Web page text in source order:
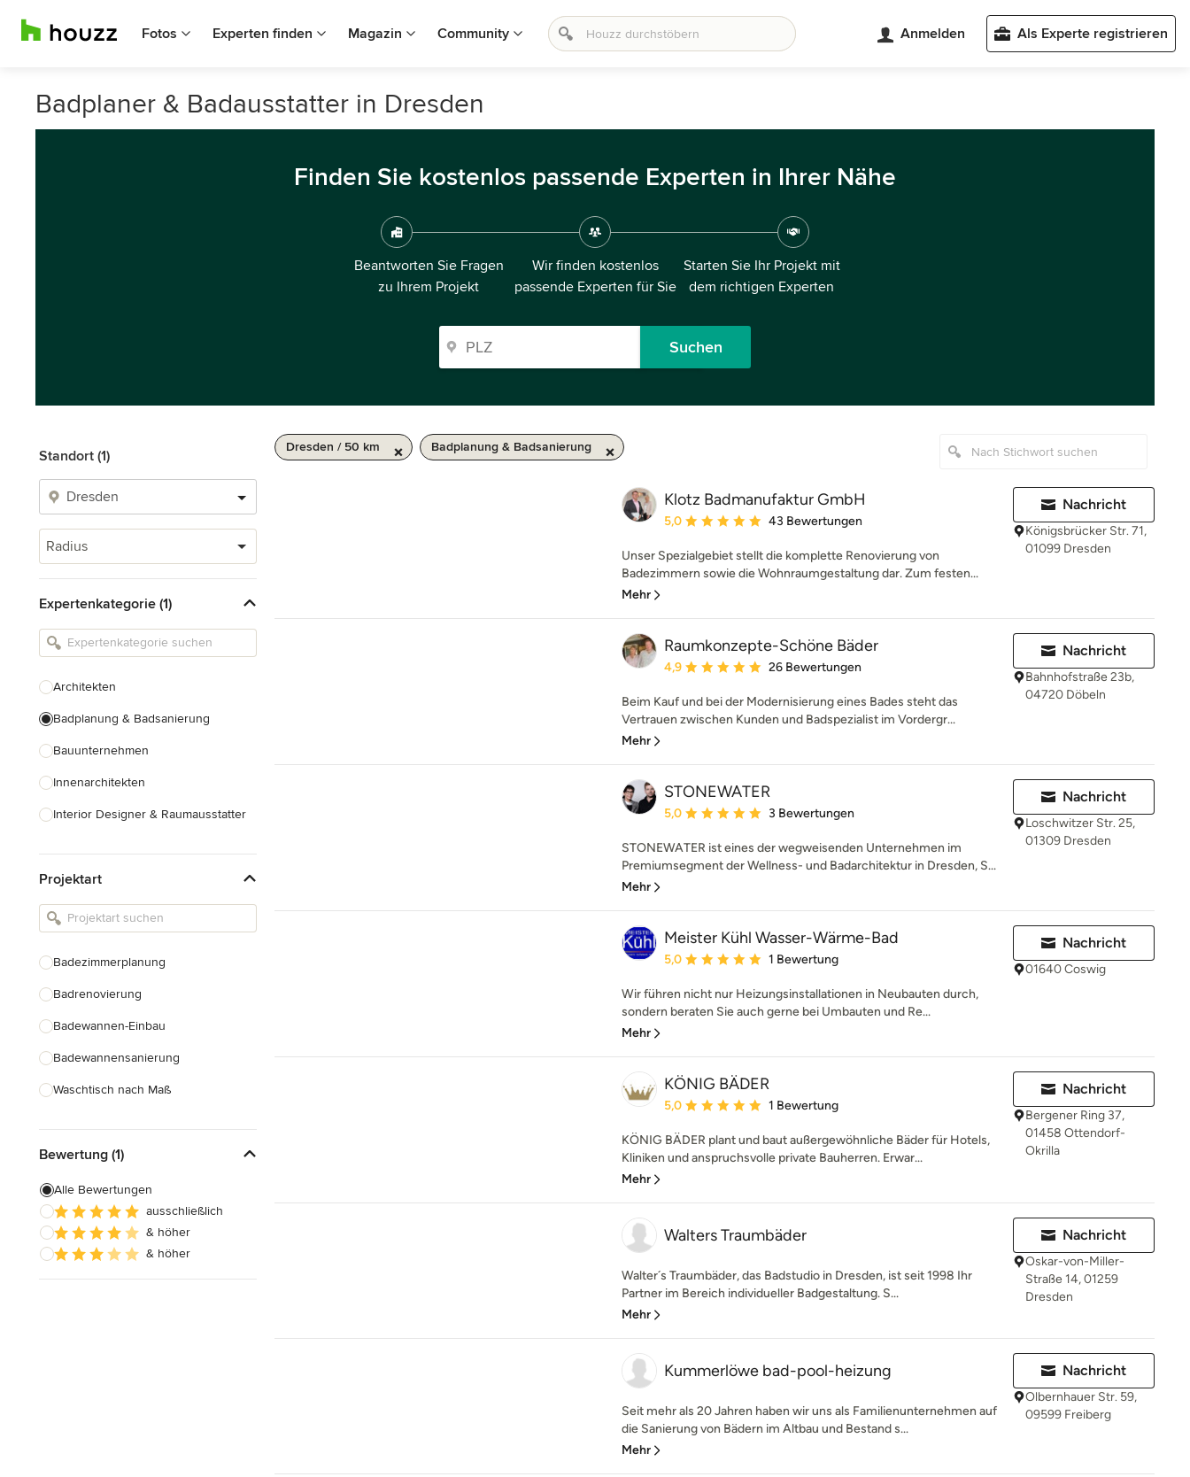
Fotos Experten finden Magazin Community Anmelden Als Experte registrieren
Badplaner & Badausstatter in Dresden
Finden Sie kostenlos passende Experten in Ihrer Nähe
Beantworten Sie Fragen
zu Ihrem Projekt
Wir finden kostenlos
passende Experten für Sie
Starten Sie Ihr Projekt mit
dem richtigen Experten
Suchen
Standort (1)
Radius
Expertenkategorie (1)
Architekten
Badplanung & Badsanierung
Bauunternehmen
Innenarchitekten
Interior Designer & Raumausstatter
Landschaftsarchitekten
Armaturen & Sanitärbedarf
Einbauschränke
Projektart
Badezimmerplanung
Badrenovierung
Badewannen-Einbau
Badewannensanierung
Waschtisch nach Maß
Gäste-WC Renovierung
Fugenlose Badezimmer
Badezimmereinbau
Alle anzeigen
Bewertung (1)
Alle Bewertungen
ausschließlich
& höher
& höher
Dresden / 50 km Badplanung & Badsanierung
Klotz Badmanufaktur GmbH
Durchschnittliche Bewertung: 5 von 5 Sternen
5,0 43 Bewertungen
Unser Spezialgebiet stellt die komplette Renovierung von
Badezimmern sowie die Wohnraumgestaltung dar. Zum festen...
Mehr
Nachricht
Königsbrücker Str. 71,
01099 Dresden
Raumkonzepte-Schöne Bäder
Durchschnittliche Bewertung: 4.9 von 5 Sternen
4,9 26 Bewertungen
Beim Kauf und bei der Modernisierung eines Bades steht das
Vertrauen zwischen Kunden und Badspezialist im Vordergr...
Mehr
Nachricht
Bahnhofstraße 23b,
04720 Döbeln
STONEWATER
Durchschnittliche Bewertung: 5 von 5 Sternen
5,0 3 Bewertungen
STONEWATER ist eines der wegweisenden Unternehmen im
Premiumsegment der Wellness- und Badarchitektur in Dresden, S...
Mehr
Nachricht
Loschwitzer Str. 25,
01309 Dresden
Meister Kühl Wasser-Wärme-Bad
Durchschnittliche Bewertung: 5 von 5 Sternen
5,0 1 Bewertung
Wir führen nicht nur Heizungsinstallationen in Neubauten durch,
sondern beraten Sie auch gerne bei Umbauten und Re...
Mehr
Nachricht
01640 Coswig
KÖNIG BÄDER
Durchschnittliche Bewertung: 5 von 5 Sternen
5,0 1 Bewertung
KÖNIG BÄDER plant und baut außergewöhnliche Bäder für Hotels,
Kliniken und anspruchsvolle private Bauherren. Erwar...
Mehr
Nachricht
Bergener Ring 37,
01458 Ottendorf-
Okrilla
Walters Traumbäder
Walter´s Traumbäder, das Badstudio in Dresden, ist seit 1998 Ihr
Partner im Bereich individueller Badgestaltung. S...
Mehr
Nachricht
Oskar-von-Miller-
Straße 14, 01259
Dresden
Kummerlöwe bad-pool-heizung
Seit mehr als 20 Jahren haben wir uns als Familienunternehmen auf
die Sanierung von Bädern im Altbau und Bestand s...
Mehr
Nachricht
Olbernhauer Str. 59,
09599 Freiberg